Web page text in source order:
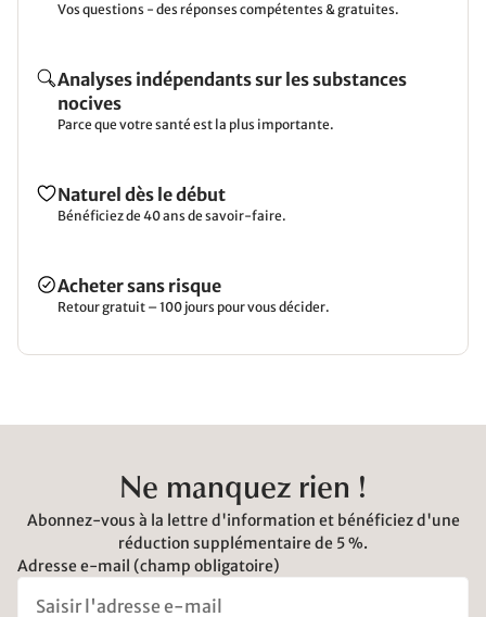
Vos questions - des réponses compétentes & gratuites.
Analyses indépendants sur les substances
nocives
Parce que votre santé est la plus importante.
Naturel dès le début
Bénéficiez de 40 ans de savoir-faire.
Acheter sans risque
Retour gratuit – 100 jours pour vous décider.
Ne manquez rien !
Abonnez-vous à la lettre d'information et bénéficiez d'une
réduction supplémentaire de 5 %.
Adresse e-mail (champ obligatoire)